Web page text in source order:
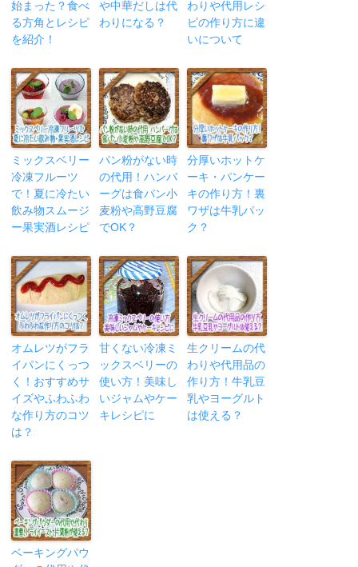
始まった？食べ
る方角とレシピ
を紹介！
や中華だしは代
わりになる？
わりや代用レシ
ピの作り方に違
いについて
ミックスベリー
冷凍フルーツ
で！夏に冷たい
飲み物スムージ
ー果実酒レシピ
パン粉がない時
の代用！ハンバ
ーグは食パン小
麦粉や高野豆腐
でOK？
分厚いホットケ
ーキ・パンケー
キの作り方！裏
ワザは牛乳パッ
ク？
オムレツがフラ
イパンにくっつ
く！おすすめサ
イズやふわふわ
な作り方のコツ
は？
甘くない冷凍ミ
ックスベリーの
使い方！美味し
いジャムやケー
キレシピに
生クリームの代
わりや代用品の
作り方！牛乳豆
乳やヨーグルト
は使える？
ベーキングパウ